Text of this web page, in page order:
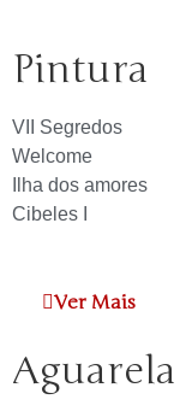
Pintura
VII Segredos
Welcome
Ilha dos amores
Cibeles I
Ver Mais
Aguarela